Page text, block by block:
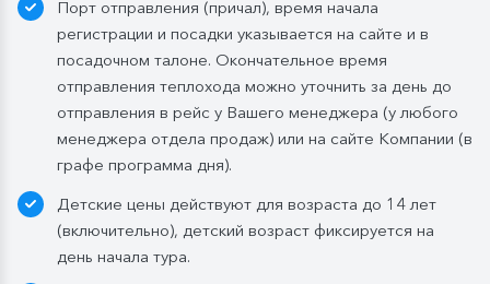
элементами шведского стола. Включены напитки
без ограничения: вода, сок, чай, кофе. В рейсах до
4-х дней при ранней высадке в день прибытия
завтрак континентальный;
заказная система питания, выбор блюд со 2-
го дня круиза. Включены напитки без ограничения:
Ужин:
заказная система питания, выбор блюд со 2-
Порт отправления (причал), время начала
регистрации и посадки указывается на сайте и в
посадочном талоне. Окончательное время
отправления теплохода можно уточнить за день до
отправления в рейс у Вашего менеджера (у любого
менеджера отдела продаж) или на сайте Компании (в
графе программа дня).
Детские цены действуют для возраста до 14 лет
(включительно), детский возраст фиксируется на
день начала тура.